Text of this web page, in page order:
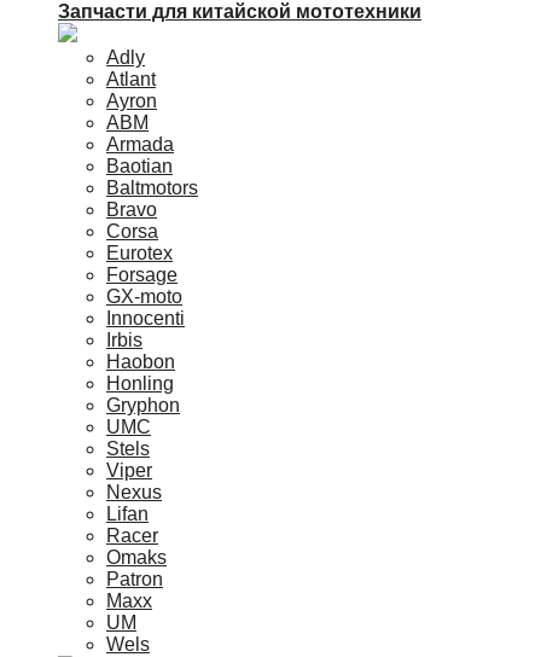
Запчасти для китайской мототехники
Adly
Atlant
Ayron
ABM
Armada
Baotian
Baltmotors
Bravo
Corsa
Eurotex
Forsage
GX-moto
Innocenti
Irbis
Haobon
Honling
Gryphon
UMC
Stels
Viper
Nexus
Lifan
Racer
Omaks
Patron
Maxx
UM
Wels